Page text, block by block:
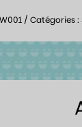
Catégories :